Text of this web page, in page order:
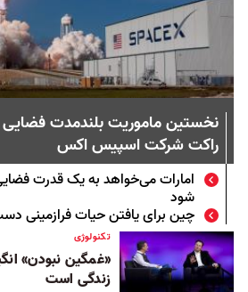
نخستین ماموریت بلندمدت فضایی
راکت شرکت اسپیس اکس
امارات می‌خواهد به یک قدرت
شود
چین برای یافتن حیات فرازمینی
تکنولوژی
«غمگین نبودن»
زندگی است